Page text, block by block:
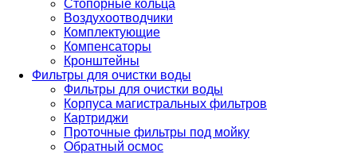
Стопорные кольца
Воздухоотводчики
Комплектующие
Компенсаторы
Кронштейны
Фильтры для очистки воды
Фильтры для очистки воды
Корпуса магистральных фильтров
Картриджи
Проточные фильтры под мойку
Обратный осмос